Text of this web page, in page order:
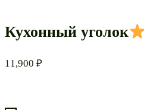
Кухонный уголок
11,900 ₽